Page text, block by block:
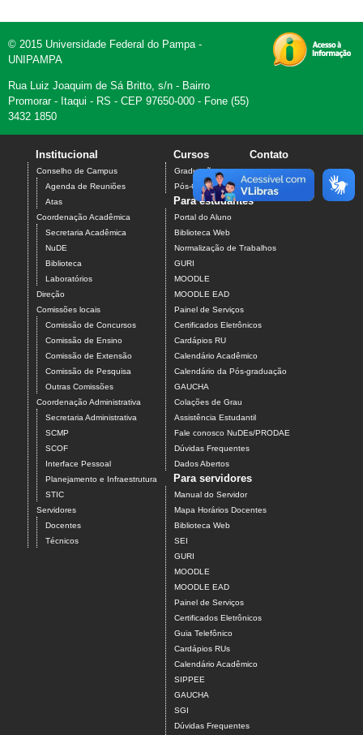
© 2015 Universidade Federal do Pampa -
UNIPAMPA
Rua Luiz Joaquim de Sá Britto, s/n - Bairro
Promorar - Itaqui - RS - CEP 97650-000 - Fone (55)
3432 1850
Institucional
Conselho de Campus
Agenda de Reuniões
Atas
Coordenação Acadêmica
Secretaria Acadêmica
NuDE
Biblioteca
Laboratórios
Direção
Comissões locais
Comissão de Concursos
Comissão de Ensino
Comissão de Extensão
Comissão de Pesquisa
Outras Comissões
Coordenação Administrativa
Secretaria Administrativa
SCMP
SCOF
Interface Pessoal
Planejamento e Infraestrutura
STIC
Servidores
Docentes
Técnicos
Cursos
Graduação
Pós-Graduação
Contato
Para estudantes
Portal do Aluno
Biblioteca Web
Normalização de Trabalhos
GURI
MOODLE
MOODLE EAD
Painel de Serviços
Certificados Eletrônicos
Cardápios RU
Calendário Acadêmico
Calendário da Pós-graduação
GAUCHA
Colações de Grau
Assistência Estudantil
Fale conosco NuDEs/PRODAE
Dúvidas Frequentes
Dados Abertos
Para servidores
Manual do Servidor
Mapa Horários Docentes
Biblioteca Web
SEI
GURI
MOODLE
MOODLE EAD
Painel de Serviços
Certificados Eletrônicos
Guia Telefônico
Cardápios RUs
Calendário Acadêmico
SIPPEE
GAUCHA
SGI
Dúvidas Frequentes